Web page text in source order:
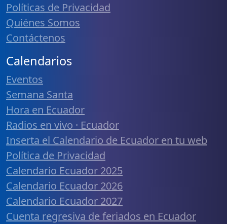
Políticas de Privacidad
Quiénes Somos
Contáctenos
Calendarios
Eventos
Semana Santa
Hora en Ecuador
Radios en vivo · Ecuador
Inserta el Calendario de Ecuador en tu web
Política de Privacidad
Calendario Ecuador 2025
Calendario Ecuador 2026
Calendario Ecuador 2027
Cuenta regresiva de feriados en Ecuador